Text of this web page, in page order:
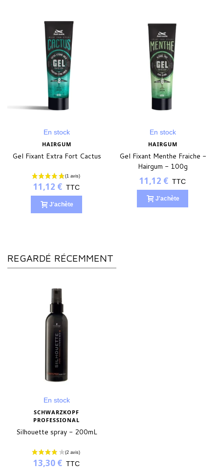
En stock
HAIRGUM
Gel Fixant Extra Fort Cactus
11,12 € TTC
J'achète
En stock
HAIRGUM
Gel Fixant Menthe Fraiche -
Hairgum - 100g
11,12 € TTC
J'achète
REGARDÉ RÉCEMMENT
En stock
SCHWARZKOPF
PROFESSIONAL
Silhouette spray - 200mL
13,30 € TTC